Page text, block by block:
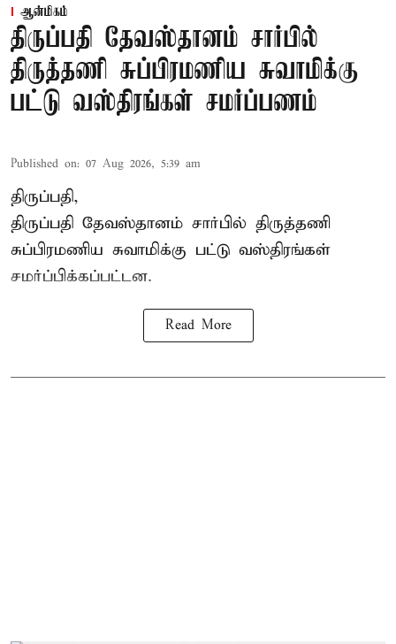
ஆன்மிகம்
திருப்பதி தேவஸ்தானம் சார்பில்
திருத்தணி சுப்பிரமணிய சுவாமிக்கு
பட்டு வஸ்திரங்கள் சமர்ப்பணம்
Published on: 07 Aug 2026, 5:39 am
திருப்பதி,
திருப்பதி தேவஸ்தானம் சார்பில் திருத்தணி
சுப்பிரமணிய சுவாமிக்கு பட்டு வஸ்திரங்கள்
சமர்ப்பிக்கப்பட்டன.
Read More